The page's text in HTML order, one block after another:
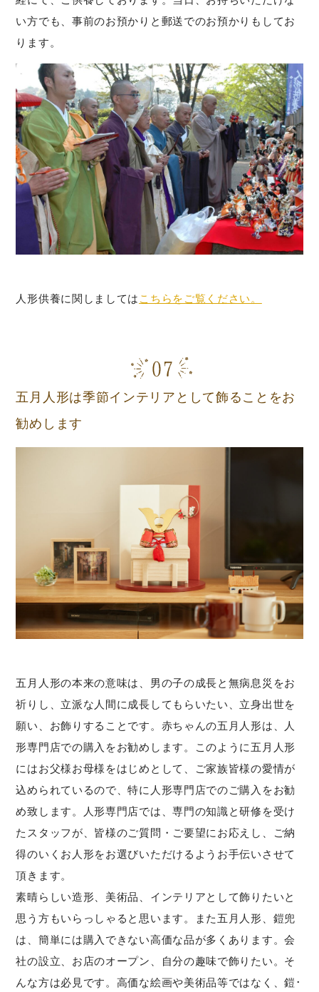
い方でも、事前のお預かりと郵送でのお預かりもしてお
ります。
人形供養に関しましては こちらをご覧ください。
五月人形は季節インテリアとして飾ることをお
勧めします
五月人形の本来の意味は、男の子の成長と無病息災をお
祈りし、立派な人間に成長してもらいたい、立身出世を
願い、お飾りすることです。赤ちゃんの五月人形は、人
形専門店での購入をお勧めします。このように五月人形
にはお父様お母様をはじめとして、ご家族皆様の愛情が
込められているので、特に人形専門店でのご購入をお勧
め致します。人形専門店では、専門の知識と研修を受け
たスタッフが、皆様のご質問・ご要望にお応えし、ご納
得のいくお人形をお選びいただけるようお手伝いさせて
頂きます。
素晴らしい造形、美術品、インテリアとして飾りたいと
思う方もいらっしゃると思います。また五月人形、鎧兜
は、簡単には購入できない高価な品が多くあります。会
社の設立、お店のオープン、自分の趣味で飾りたい。そ
んな方は必見です。高価な絵画や美術品等ではなく、鎧･